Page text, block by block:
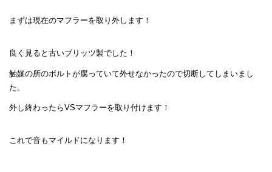
まずは現在のマフラーを取り外します！
良く見ると古いブリッツ製でした！
触媒の所のボルトが腐っていて外せなかったので切断してしまいまし
た。
外し終わったらVSマフラーを取り付けます！
これで音もマイルドになります！